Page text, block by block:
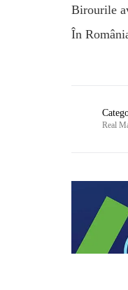
Birourile
În
Real